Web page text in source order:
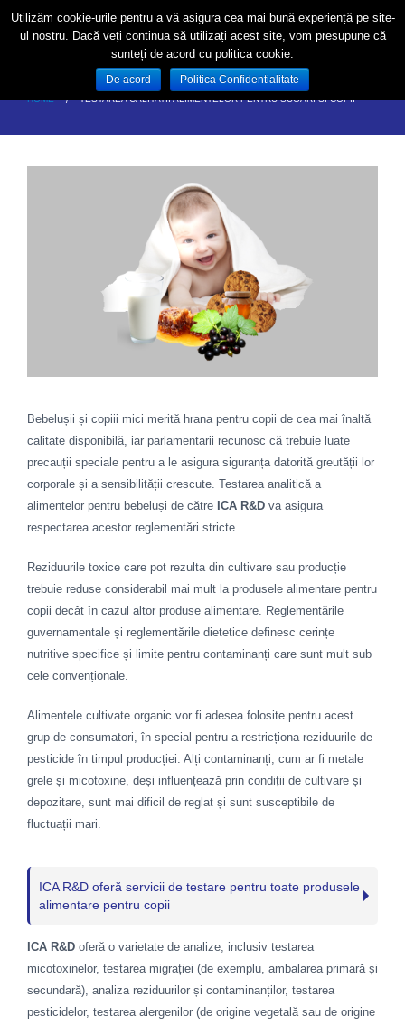
HOME TESTAREA CALITATII ALIMENTELOR PENTRU SUGARI SI COPII
Bebelușii și copiii mici merită hrana pentru copii de cea mai înaltă
calitate disponibilă, iar parlamentarii recunosc că trebuie luate
precauții speciale pentru a le asigura siguranța datorită greutății lor
corporale și a sensibilității crescute. Testarea analitică a
alimentelor pentru bebeluși de către ICA R&D va asigura
respectarea acestor reglementări stricte.
Reziduurile toxice care pot rezulta din cultivare sau producție
trebuie reduse considerabil mai mult la produsele alimentare pentru
copii decât în ​​cazul altor produse alimentare. Reglementările
guvernamentale și reglementările dietetice definesc cerințe
nutritive specifice și limite pentru contaminanți care sunt mult sub
cele convenționale.
Alimentele cultivate organic vor fi adesea folosite pentru acest
grup de consumatori, în special pentru a restricționa reziduurile de
pesticide în timpul producției. Alți contaminanți, cum ar fi metale
grele și micotoxine, deși influențează prin condiții de cultivare și
depozitare, sunt mai dificil de reglat și sunt susceptibile de
fluctuații mari.
ICA R&D oferă servicii de testare pentru toate produsele
alimentare pentru copii
ICA R&D oferă o varietate de analize, inclusiv testarea
micotoxinelor, testarea migrației (de exemplu, ambalarea primară și
secundară), analiza reziduurilor și contaminanților, testarea
pesticidelor, testarea alergenilor (de origine vegetală sau de origine
Utilizăm cookie-urile pentru a vă asigura cea mai bună experiență pe site-
ul nostru. Dacă veți continua să utilizați acest site, vom presupune că
sunteți de acord cu politica cookie.
De acord Politica Confidentialitate